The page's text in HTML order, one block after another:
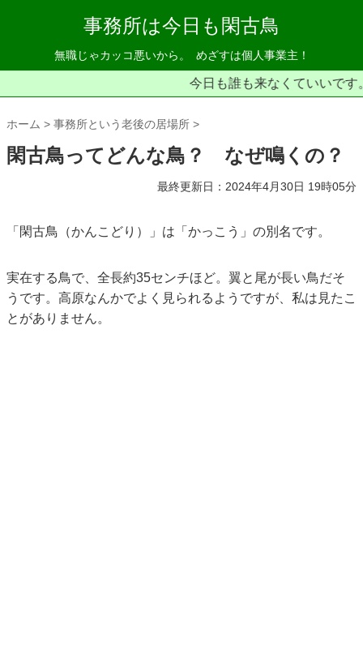
事務所は今日も閑古鳥
無職じゃカッコ悪いから。 めざすは個人事業主！
今日も誰も来なくていいです。
ホーム 事務所という老後の居場所
閑古鳥ってどんな鳥？ なぜ鳴くの？
最終更新日：2024年4月30日 19時05分
「閑古鳥（かんこどり）」は「かっこう」の別名です。
実在する鳥で、全長約35センチほど。翼と尾が長い鳥だそ
うです。高原なんかでよく見られるようですが、私は見たこ
とがありません。